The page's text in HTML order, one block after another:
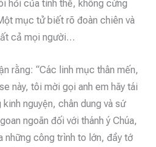
hỏi của tình thế, không cứng
mục tử biết rõ đoàn chiên và
cả mọi người…
rằng: “Các linh mục thân mến,
này, tôi mời gọi anh em hãy tái
nguyện, chân dung và sứ
ngoãn đối với thánh ý Chúa,
những công trình to lớn, đầy tớ